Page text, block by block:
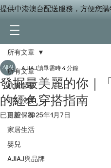
提供中港澳台配送服務，方便您購
所有文章
肌膚保養
頭髮洗護
口腔保養
家居生活
嬰兒
AJIAJ與品牌
所有文章
發掘最美麗的你｜
的紅色穿搭指南
AJIAJ讀畢需時 4 分鐘
已更新：2025年1月7日